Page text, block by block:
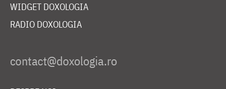
WIDGET DOXOLOGIA
RADIO DOXOLOGIA